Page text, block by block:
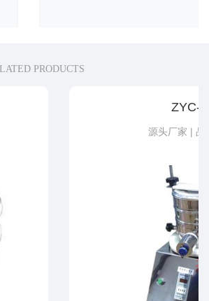
PRODUCTS
源头厂家 | 品质保障 | 环保节能